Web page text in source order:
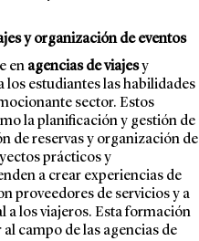
y organización de eventos
en agencias de viajesy
los estudiantes las habilidades
sector. Estos
la planificación y gestión de
de reservas y organización de
prácticos y
a crear experiencias de
proveedores de servicios y a
a los viajeros. Esta formación
campo de las agencias de